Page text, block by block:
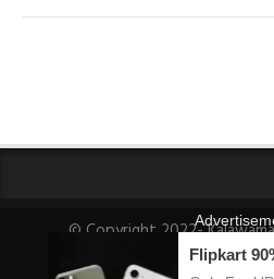
© Copyright 2022-
About Us Fact-Checking